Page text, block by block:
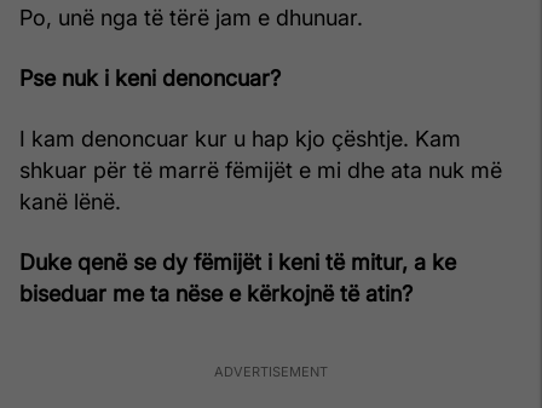
Po, unë nga të tërë jam e dhunuar.
Pse nuk i keni denoncuar?
I kam denoncuar kur u hap kjo çështje. Kam
shkuar për të marrë fëmijët e mi dhe ata nuk më
kanë lënë.
Duke qenë se dy fëmijët i keni të mitur, a ke
biseduar me ta nëse e kërkojnë të atin?